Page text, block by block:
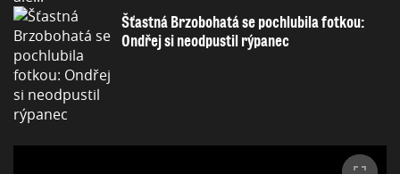
Šťastná Brzobohatá se pochlubila fotkou:
Ondřej si neodpustil rýpanec